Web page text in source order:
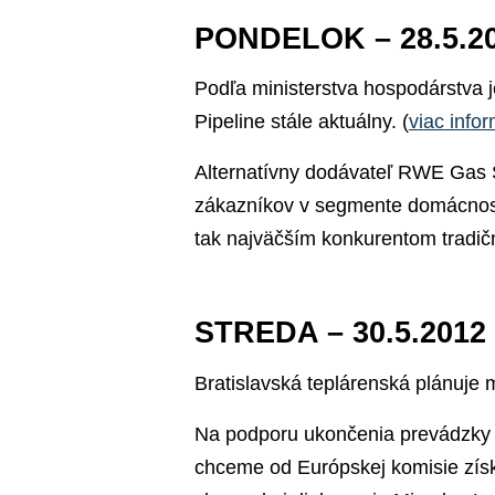
PONDELOK –
Podľa ministerstva hospodárstva
Pipeline stále aktuálny. (viac
Alternatívny dodávateľ RWE
zákazníkov v segmente
tak najväčším konkurentom
STREDA – 30.5.2012
Bratislavská teplárenská plánuje
Na podporu ukončenia
chceme od Európskej komisie